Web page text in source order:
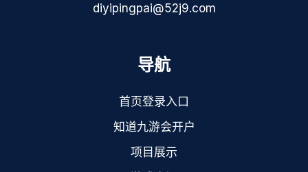
diyipingpai@52j9.com
导航
首页登录入口
知道九游会开户
项目展示